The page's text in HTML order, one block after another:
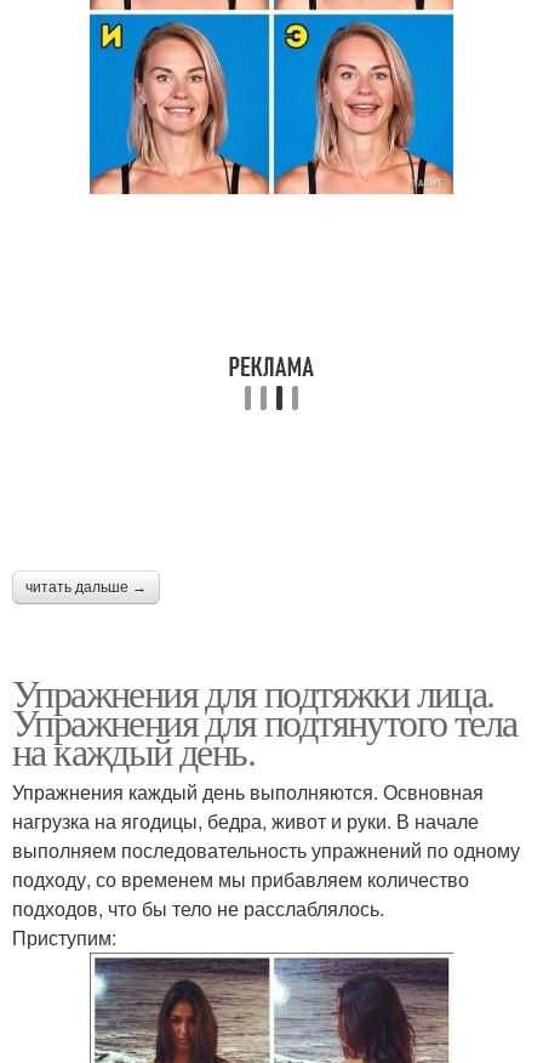
читать дальше →
Упражнения для подтяжки лица.
Упражнения для подтянутого тела
на каждый день.
Упражнения каждый день выполняются. Освновная
нагрузка на ягодицы, бедра, живот и руки. В начале
выполняем последовательность упражнений по одному
подходу, со временем мы прибавляем количество
подходов, что бы тело не расслаблялось.
Приступим: